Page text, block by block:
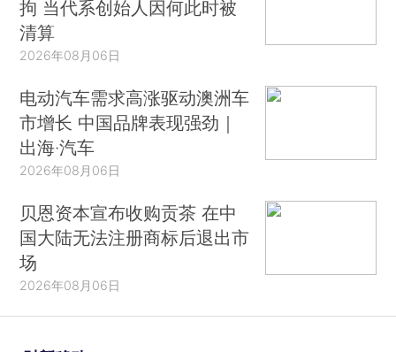
拘 当代系创始人因何此时被
清算
2026年08月06日
电动汽车需求高涨驱动澳洲车
市增长 中国品牌表现强劲｜
出海·汽车
2026年08月06日
贝恩资本宣布收购贡茶 在中
国大陆无法注册商标后退出市
场
2026年08月06日